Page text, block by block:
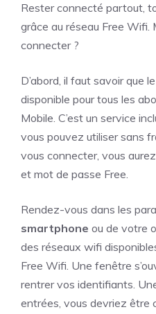
Rester connecté partout,
grâce au réseau Free Wifi.
connecter ?
D’abord, il faut savoir que
disponible pour tous les
Mobile. C’est un service
vous pouvez utiliser sans
vous connecter, vous
et mot de passe Free.
Rendez-vous dans les
smartphone ou de votre
des réseaux wifi
Free Wifi. Une fenêtre
rentrer vos identifiants.
entrées, vous devriez être